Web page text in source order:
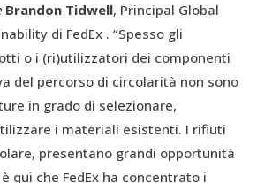
Brandon Tidwell, Principal Global
di FedEx . “Spesso gli
o i (ri)utilizzatori dei componenti
del percorso di circolarità non sono
in grado di selezionare,
i materiali esistenti. I rifiuti
presentano grandi opportunità
qui che FedEx ha concentrato i